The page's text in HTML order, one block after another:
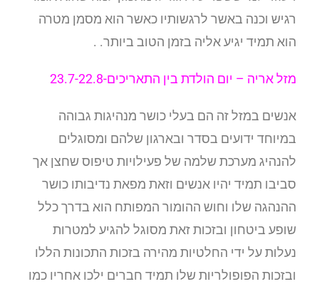
רגיש וכנה באשר לרגשותיו כאשר הוא מסמן מטרה
הוא תמיד יגיע אליה בזמן הטוב ביותר. .
מזל אריה – יום הולדת בין התאריכים-23.7-22.8
אנשים במזל זה הם בעלי כושר מנהיגות גבוהה
במיוחד ידועים בסדר ובארגון שלהם ומסוגלים
להנהיג מערכת שלמה של פעילויות טיפוס שחצן אך
סביבו תמיד יהיו אנשים וזאת מפאת נדיבותו כושר
ההנהגה שלו וחוש ההומור המפותח הוא בדרך כלל
שופע ביטחון ובזכות זאת מסוגל להגיע למטרות
נעלות על ידי החלטיות מהירה בזכות התכונות הללו
ובזכות הפופולריות שלו תמיד חברים ילכו אחריו כמו